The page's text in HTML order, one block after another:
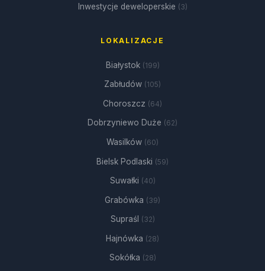
Inwestycje deweloperskie (3)
LOKALIZACJE
Białystok (199)
Zabłudów (105)
Choroszcz (64)
Dobrzyniewo Duże (62)
Wasilków (60)
Bielsk Podlaski (59)
Suwałki (40)
Grabówka (39)
Supraśl (32)
Hajnówka (28)
Sokółka (28)